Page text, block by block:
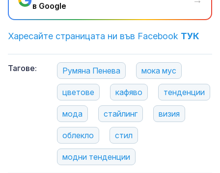
в Google
Харесайте страницата ни във Facebook ТУК
Тагове: Румяна Пенева мока мус
цветове кафяво тенденции
мода стайлинг визия
облекло стил
модни тенденции